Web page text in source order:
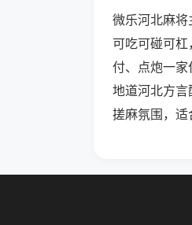
微乐河北麻将
可吃可碰可
付、点炮一
地道河北方
搓麻氛围，适